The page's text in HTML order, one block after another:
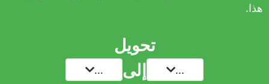
هذا.
تحويل
... إلى ...